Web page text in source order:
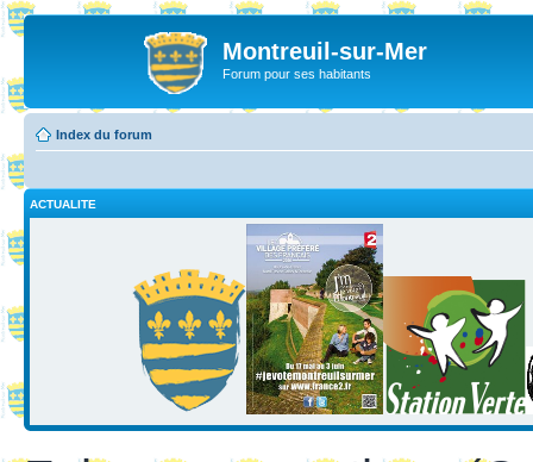
Montreuil-sur-Mer
Forum pour ses habitants
Index du forum
ACTUALITE